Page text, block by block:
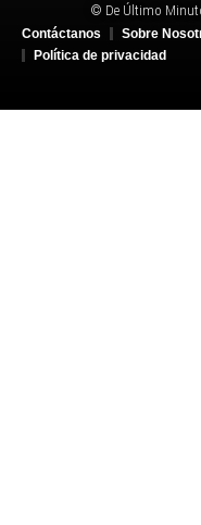
© De Último
Contáctanos
Sobre
Política de privacidad